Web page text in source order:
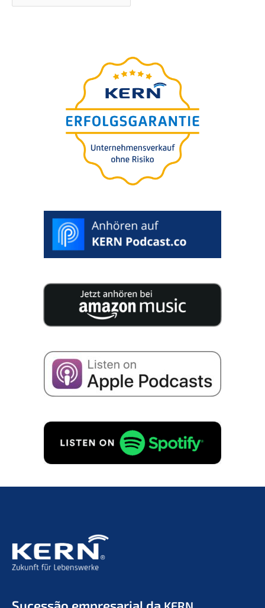
guia defini­tivo
suces­são da sua empresa
25 especia­lis­tas publi­cam 200 páginas reple­tas de
Concordo com o armaze­na­men­to dos meus
dados para receber e-mails sobre suces­são
PEDIDO GRATUITO!